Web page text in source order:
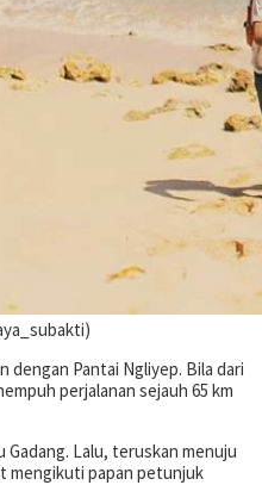
dengan Pantai Ngliyep. Bila dari
perjalanan sejauh 65 km
Gadang. Lalu, teruskan menuju
mengikuti papan petunjuk